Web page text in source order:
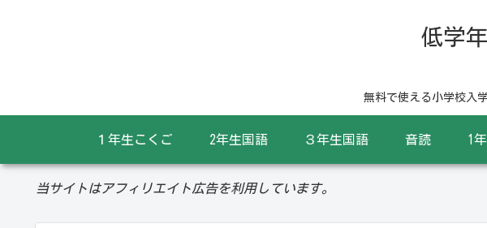
低学
無料で使える小学校入
１年生こくご 2年生国語 ３年生国語 音読 1
当サイトはアフィリエイト広告を利用しています。